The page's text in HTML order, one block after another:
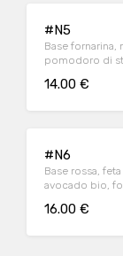
#N5
Base fornarina,
pomodoro di
14.00 €
#N6
Base rossa,
avocado bio,
16.00 €